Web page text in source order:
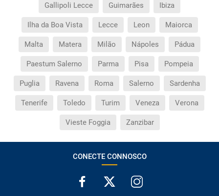
Gallipoli Lecce Guimarães Ibiza
Ilha da Boa Vista Lecce Leon Maiorca
Malta Matera Milão Nápoles Pádua
Paestum Salerno Parma Pisa Pompeia
Puglia Ravena Roma Salerno Sardenha
Tenerife Toledo Turim Veneza Verona
Vieste Foggia Zanzibar
CONECTE CONNOSCO